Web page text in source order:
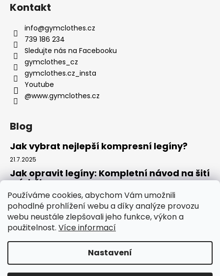
Používáme cookies, abychom Vám umožnili
pohodlné prohlížení webu a díky analýze provozu
webu neustále zlepšovali jeho funkce, výkon a
použitelnost. Více informací
Nastavení
Kontakt
info@gymclothes.cz
739 186 234
Sledujte nás na Facebooku
gymclothes_cz
gymclothes.cz_insta
Youtube
@www.gymclothes.cz
Blog
Jak vybrat nejlepší kompresní legíny?
21.7.2025
Jak opravit legíny: Kompletní návod na šití
a údržbu
14.7.2025
Kde koupit legíny: Komplexní návod pro
rok 2025
4.7.2025